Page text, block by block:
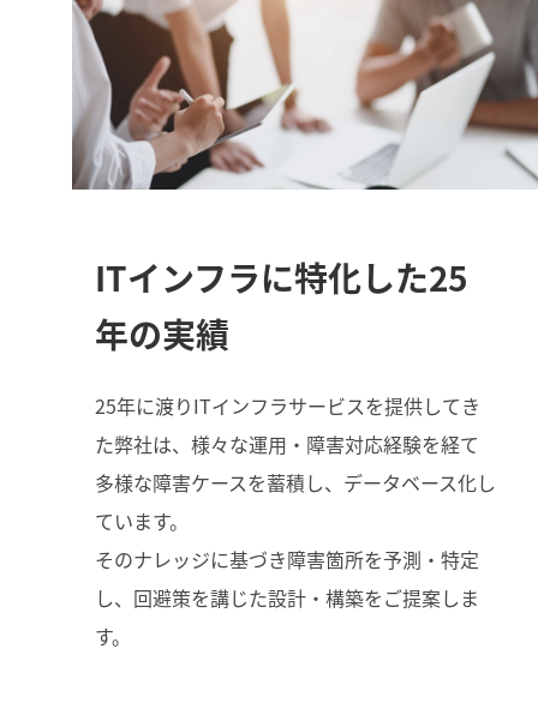
ITインフラに特化した25
年の実績
25年に渡りITインフラサービスを提供してき
た弊社は、様々な運用・障害対応経験を経て
多様な障害ケースを蓄積し、データベース化し
ています。
そのナレッジに基づき障害箇所を予測・特定
し、回避策を講じた設計・構築をご提案しま
す。